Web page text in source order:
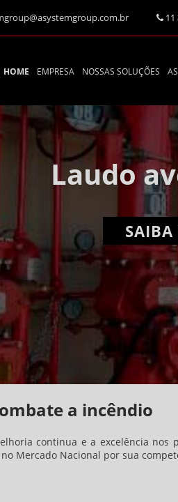
11
HOME EMPRESA NOSSAS SOLUÇÕES
a incêndio
continua e a excelência
Mercado Nacional por sua